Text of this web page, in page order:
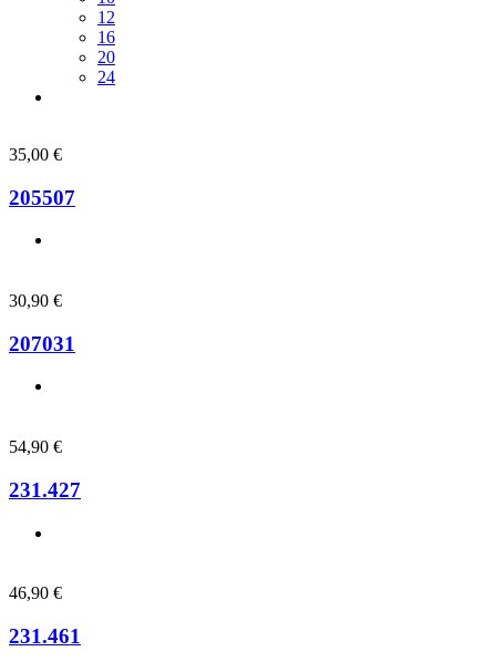
12
16
20
24
35,00 €
205507
30,90 €
207031
54,90 €
231.427
46,90 €
231.461